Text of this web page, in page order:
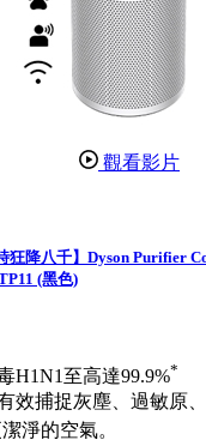
觀看影片
狂降八千】Dyson Purifier
(黑色)
H1N1至高達99.9%*
效捕捉灰塵、過敏原
淨的空氣。